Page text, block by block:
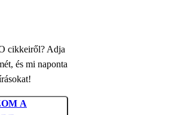
cikkeiről? Adja
és mi naponta
A